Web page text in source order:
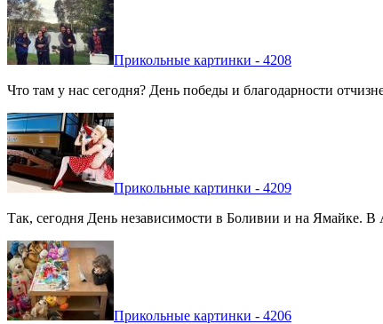
Прикольные картинки - 4208
Что там у нас сегодня? День победы и благодарности
Прикольные картинки - 4209
Так, сегодня День независимости в Боливии и на Ямайке. В
Прикольные картинки - 4206